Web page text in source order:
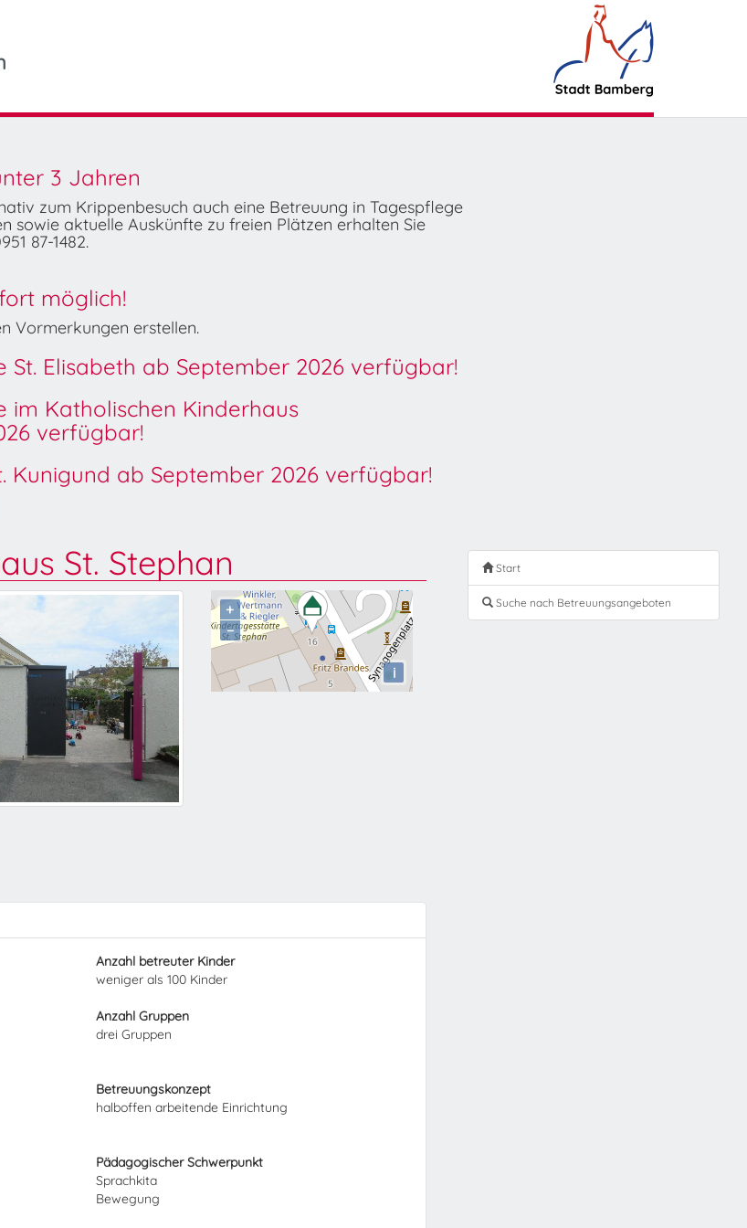
3 Jahren
zum Krippenbesuch auch eine Betreuung in Tagespflege
aktuelle Auskünfte zu freien Plätzen erhalten Sie
87-1482.
möglich!
Vormerkungen erstellen.
Elisabeth ab September 2026 verfügbar!
im Katholischen Kinderhaus
verfügbar!
Kunigund ab September 2026 verfügbar!
St. Stephan
+
−
i
Anzahl betreuter Kinder
weniger als 100 Kinder
Anzahl Gruppen
drei Gruppen
Betreuungskonzept
halboffen arbeitende Einrichtung
Pädagogischer Schwerpunkt
Sprachkita
Bewegung
Start
Suche nach Betreuungsangeboten